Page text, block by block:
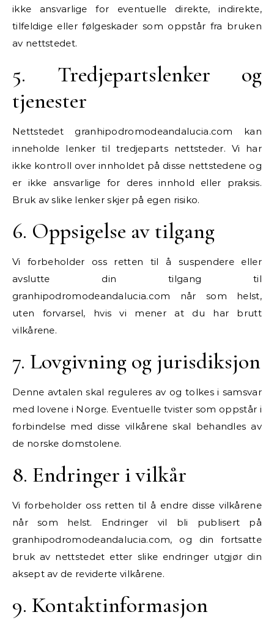
ikke ansvarlige for eventuelle direkte, indirekte,
tilfeldige eller følgeskader som oppstår fra bruken
av nettstedet.
5. Tredjepartslenker og
tjenester
Nettstedet granhipodromodeandalucia.com kan
inneholde lenker til tredjeparts nettsteder. Vi har
ikke kontroll over innholdet på disse nettstedene og
er ikke ansvarlige for deres innhold eller praksis.
Bruk av slike lenker skjer på egen risiko.
6. Oppsigelse av tilgang
Vi forbeholder oss retten til å suspendere eller
avslutte din tilgang til
granhipodromodeandalucia.com når som helst,
uten forvarsel, hvis vi mener at du har brutt
vilkårene.
7. Lovgivning og jurisdiksjon
Denne avtalen skal reguleres av og tolkes i samsvar
med lovene i Norge. Eventuelle tvister som oppstår i
forbindelse med disse vilkårene skal behandles av
de norske domstolene.
8. Endringer i vilkår
Vi forbeholder oss retten til å endre disse vilkårene
når som helst. Endringer vil bli publisert på
granhipodromodeandalucia.com, og din fortsatte
bruk av nettstedet etter slike endringer utgjør din
aksept av de reviderte vilkårene.
9. Kontaktinformasjon